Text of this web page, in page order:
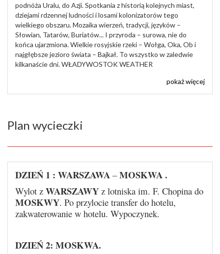
podnóża Uralu, do Azji. Spotkania z historią kolejnych miast,
dziejami rdzennej ludności i losami kolonizatorów tego
wielkiego obszaru. Mozaika wierzeń, tradycji, języków –
Słowian, Tatarów, Buriatów... I przyroda – surowa, nie do
końca ujarzmiona. Wielkie rosyjskie rzeki – Wołga, Oka, Ob i
najgłębsze jezioro świata – Bajkał. To wszystko w zaledwie
kilkanaście dni. WŁADYWOSTOK WEATHER
pokaż więcej
Plan wycieczki
DZIEŃ 1 : WARSZAWA –MOSKWA.
Wylot z WARSZAWY z lotniska im. F. Chopina do
MOSKWY. Po przylocie transfer do hotelu,
zakwaterowanie w hotelu. Wypoczynek.
DZIEŃ 2: MOSKWA.